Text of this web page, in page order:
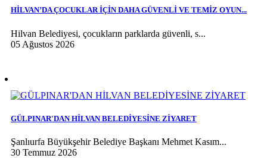
HİLVAN’DA ÇOCUKLAR İÇİN DAHA GÜVENLİ VE TEMİZ OYUN...
Hilvan Belediyesi, çocukların parklarda güvenli, s...
05 Ağustos 2026
GÜLPINAR'DAN HİLVAN BELEDİYESİNE ZİYARET
Şanlıurfa Büyükşehir Belediye Başkanı Mehmet Kasım...
30 Temmuz 2026